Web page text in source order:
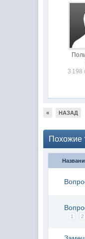
3 198
« НАЗАД
Похожие
1 2